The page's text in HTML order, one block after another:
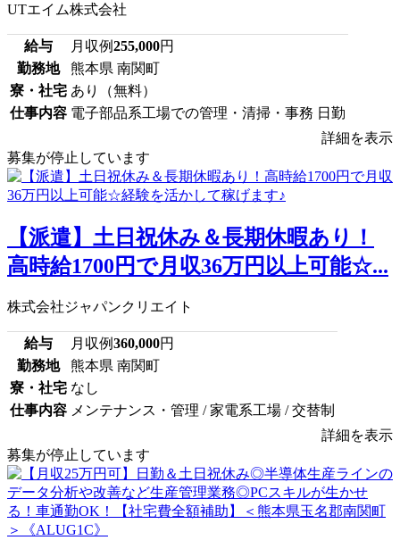
UTエイム株式会社
給与 月収例255,000円
勤務地
熊本県 南関町
寮・社宅 あり（無料）
仕事内容 電子部品系工場での管理・清掃・事務 日勤
詳細を表示
募集が停止しています
【派遣】土日祝休み＆長期休暇あり！
高時給1700円で月収36万円以上可能☆...
株式会社ジャパンクリエイト
給与 月収例360,000円
勤務地
熊本県 南関町
寮・社宅 なし
仕事内容 メンテナンス・管理 / 家電系工場 / 交替制
詳細を表示
募集が停止しています